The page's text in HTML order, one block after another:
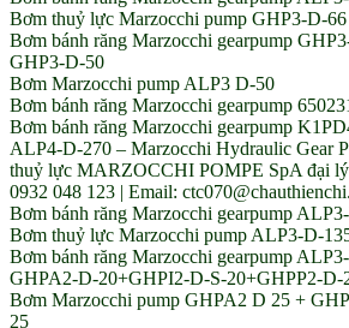
Bơm thuỷ lực Marzocchi pump GHP3-D-66
Bơm bánh răng Marzocchi gearpump
GHP3-D-50
Bơm Marzocchi pump ALP3 D-50
Bơm bánh răng Marzocchi gearpump
Bơm bánh răng Marzocchi gearpump
ALP4-D-270 – Marzocchi Hydraulic Gear
thuỷ lực MARZOCCHI POMPE SpA đại
0932 048 123 | Email:
Bơm bánh răng Marzocchi gearpump
Bơm thuỷ lực Marzocchi pump ALP3-D-
Bơm bánh răng Marzocchi gearpump
GHPA2-D-20+GHPI2-D-S-20+GHPP2-D-
Bơm Marzocchi pump GHPA2 D 25 +
25